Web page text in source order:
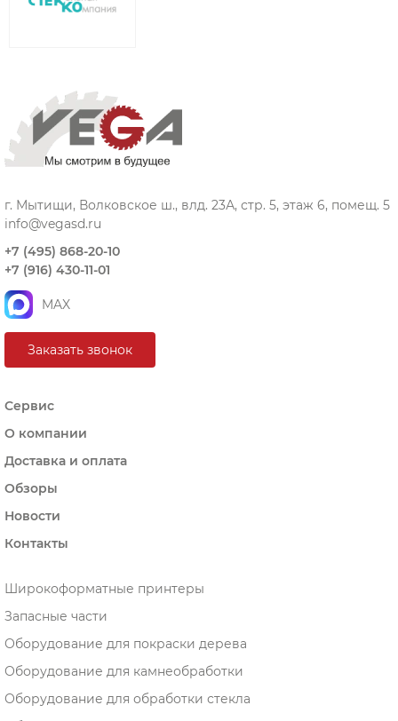
г. Мытищи, Волковское ш., влд. 23А, стр. 5, этаж 6, помещ. 5
info@vegasd.ru
+7 (495) 868-20-10
+7 (916) 430-11-01
MAX
Заказать звонок
Сервис
О компании
Доставка и оплата
Обзоры
Новости
Контакты
Широкоформатные принтеры
Запасные части
Оборудование для покраски дерева
Оборудование для камнеобработки
Оборудование для обработки стекла